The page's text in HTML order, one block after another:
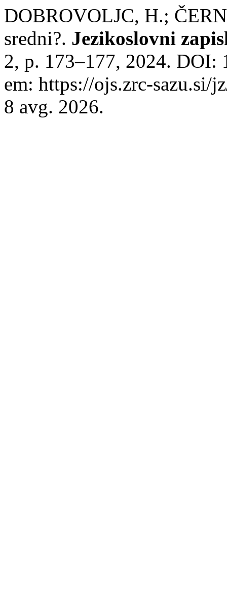
DOBROVOLJC, H.;
sredni?. Jezikoslovni
2, p. 173–177, 2024. DOI:
em: https://ojs.zrc-sazu.si/
8 avg. 2026.